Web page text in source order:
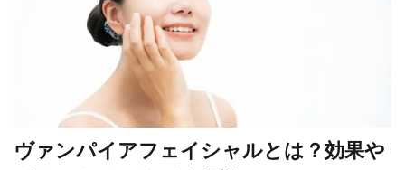
ヴァンパイアフェイシャルとは？効果や